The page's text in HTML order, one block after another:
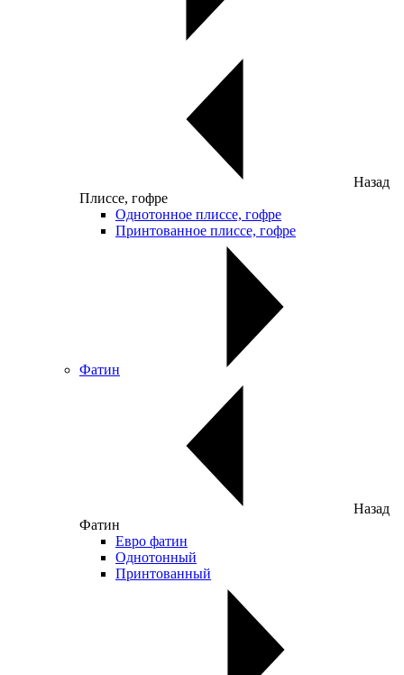
Назад
Плиссе, гофре
Однотонное плиссе, гофре
Принтованное плиссе, гофре
Фатин
Назад
Фатин
Евро фатин
Однотонный
Принтованный